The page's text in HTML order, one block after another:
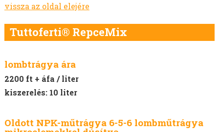
vissza az oldal elejére
Tuttoferti® RepceMix
lombtrágya ára
2200 ft + áfa / liter
kiszerelés: 10 liter
Oldott NPK-műtrágya 6-5-6 lombműtrágya